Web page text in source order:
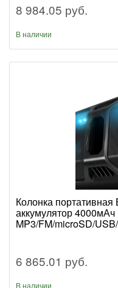
8 984.05 руб.
В наличии
Колонка
аккумулятор 4000мАч
MP3/FM/microSD/
6 865.01 руб.
В наличии